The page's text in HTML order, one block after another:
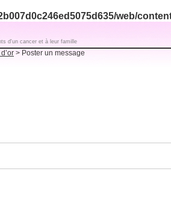
web/
d'un cancer et à leur famille
> Poster un message